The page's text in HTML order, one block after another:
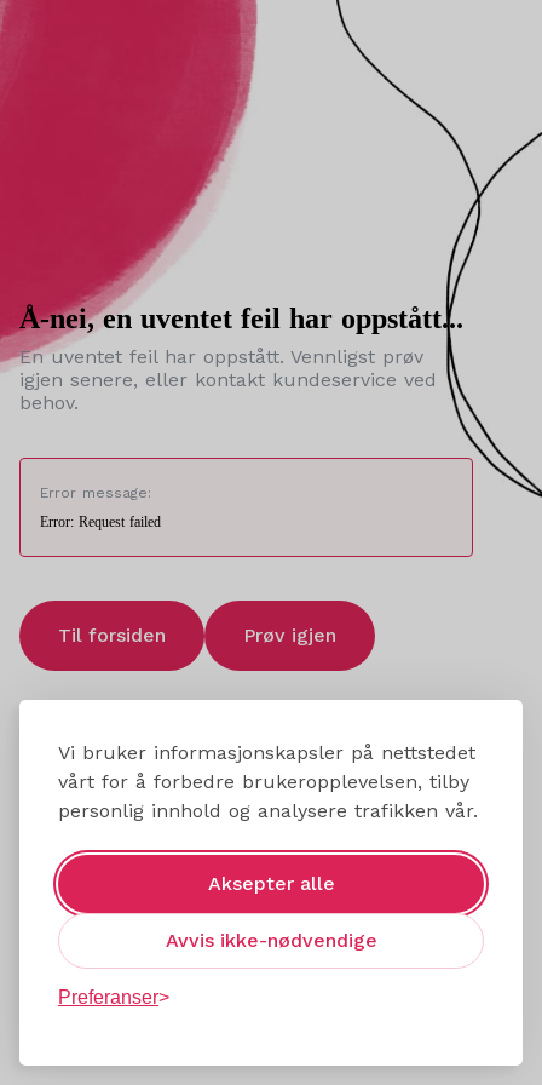
Vi bruker informasjonskapsler på nettstedet
vårt for å forbedre brukeropplevelsen, tilby
personlig innhold og analysere trafikken vår.
Aksepter alle
Avvis ikke-nødvendige
Preferanser
Å-nei, en uventet feil har oppstått...
En uventet feil har oppstått. Vennligst prøv
igjen senere, eller kontakt kundeservice ved
behov.
Error message:
Error: Request failed
Til forsiden Prøv igjen